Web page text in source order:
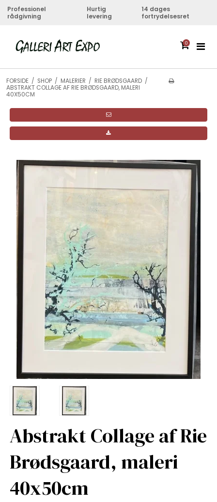
Professionel
rådgivning
Hurtig
levering
14 dages
fortrydelsesret
0
FORSIDE / SHOP / MALERIER / RIE BRØDSGAARD /
ABSTRAKT COLLAGE AF RIE BRØDSGAARD, MALERI
40X50CM
Abstrakt Collage af Rie
Brødsgaard, maleri
40x50cm